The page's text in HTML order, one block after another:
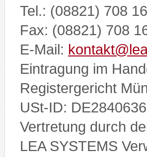
Tel.: (08821) 708
Fax: (08821) 708
E-Mail:
Eintragung im
Registergericht
USt-ID:
Vertretung durch
LEA SYSTEMS